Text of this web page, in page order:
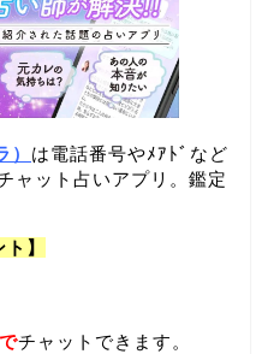
は電話番号やﾒｱﾄﾞなど
ャット占いアプリ。鑑定
】
チャットできます。